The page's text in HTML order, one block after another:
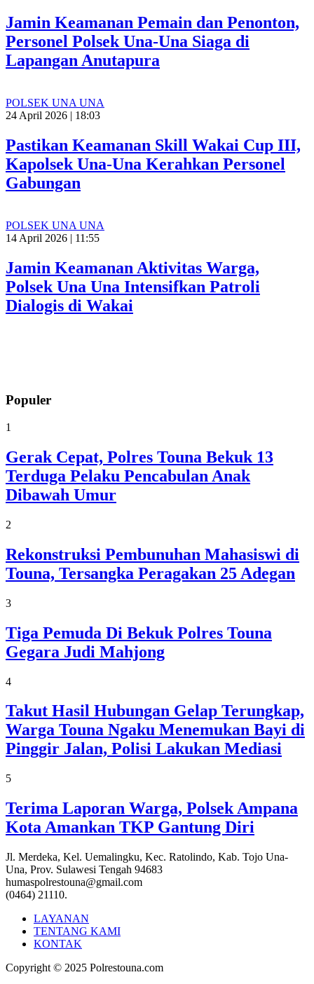
Jamin Keamanan Pemain dan Penonton,
Personel Polsek Una-Una Siaga di
Lapangan Anutapura
POLSEK UNA UNA
24 April 2026 | 18:03
Pastikan Keamanan Skill Wakai Cup III,
Kapolsek Una-Una Kerahkan Personel
Gabungan
POLSEK UNA UNA
14 April 2026 | 11:55
Jamin Keamanan Aktivitas Warga,
Polsek Una Una Intensifkan Patroli
Dialogis di Wakai
Populer
1
Gerak Cepat, Polres Touna Bekuk 13
Terduga Pelaku Pencabulan Anak
Dibawah Umur
2
Rekonstruksi Pembunuhan Mahasiswi di
Touna, Tersangka Peragakan 25 Adegan
3
Tiga Pemuda Di Bekuk Polres Touna
Gegara Judi Mahjong
4
Takut Hasil Hubungan Gelap Terungkap,
Warga Touna Ngaku Menemukan Bayi di
Pinggir Jalan, Polisi Lakukan Mediasi
5
Terima Laporan Warga, Polsek Ampana
Kota Amankan TKP Gantung Diri
Jl. Merdeka, Kel. Uemalingku, Kec. Ratolindo, Kab. Tojo Una-
Una, Prov. Sulawesi Tengah 94683
humaspolrestouna@gmail.com
(0464) 21110.
LAYANAN
TENTANG KAMI
KONTAK
Copyright © 2025 Polrestouna.com